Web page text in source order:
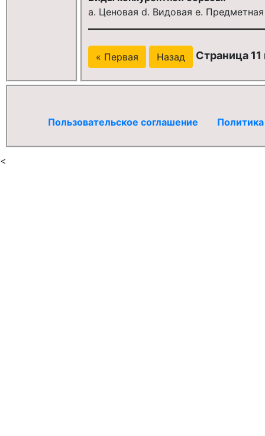
a. Ценовая d. Видовая e.
« Первая Назад Страница 11
Пользовательское соглашение
<